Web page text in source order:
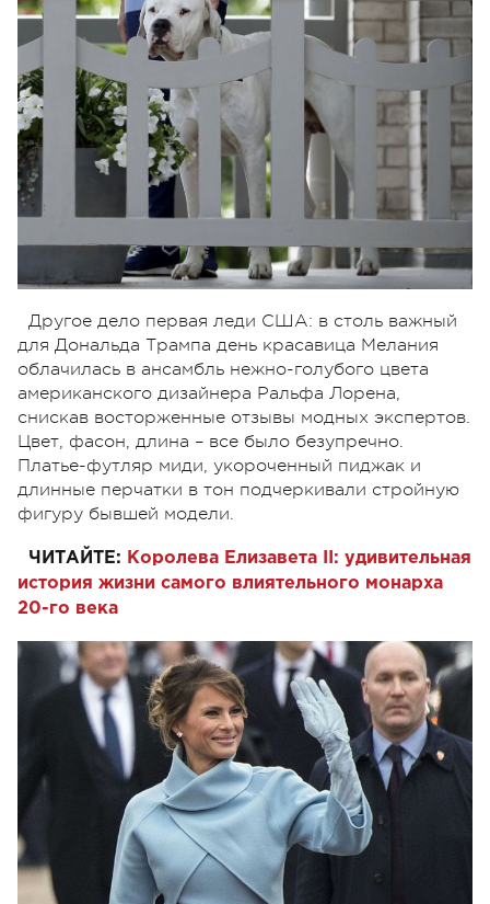
Другое дело первая леди США: в столь важный
для Дональда Трампа день красавица Мелания
облачилась в ансамбль нежно-голубого цвета
американского дизайнера Ральфа Лорена,
снискав восторженные отзывы модных экспертов.
Цвет, фасон, длина – все было безупречно.
Платье-футляр миди, укороченный пиджак и
длинные перчатки в тон подчеркивали стройную
фигуру бывшей модели.
ЧИТАЙТЕ: Королева Елизавета II: удивительная
история жизни самого влиятельного монарха
20-го века